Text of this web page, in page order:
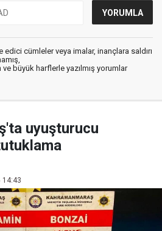
edici cümleler veya imalar, inançlara saldırı
büyük harflerle yazılmış yorumlar
uyuşturucu
14:43